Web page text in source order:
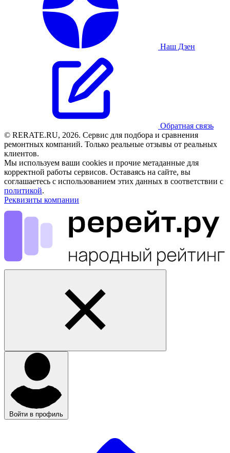
Наш Дзен
Обратная связь
© RERATE.RU, 2026. Сервис для подбора и сравнения
ремонтных компаний. Только реальные отзывы от реальных
клиентов.
Мы используем ваши cookies и прочие метаданные для
корректной работы сервисов. Оставаясь на сайте, вы
соглашаетесь с использованием этих данных в соответствии с
политикой.
Реквизиты компании
Войти в профиль